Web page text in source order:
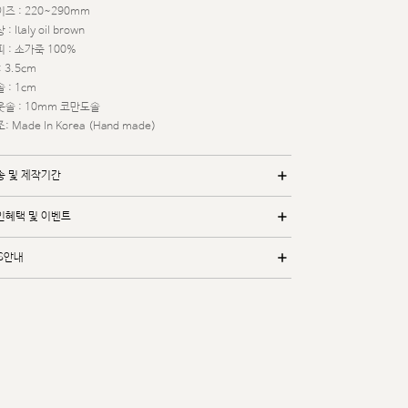
즈 : 220~290mm
: Italy oil brown
: 소가죽 100%
3.5cm
: 1cm
솔 : 10mm 코만도솔
: Made In Korea (Hand made)
및 제작기간
혜택 및 이벤트
내